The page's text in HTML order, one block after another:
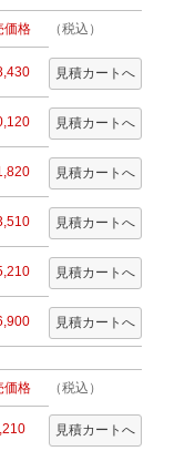
価格 （税込）
価格 （税込）